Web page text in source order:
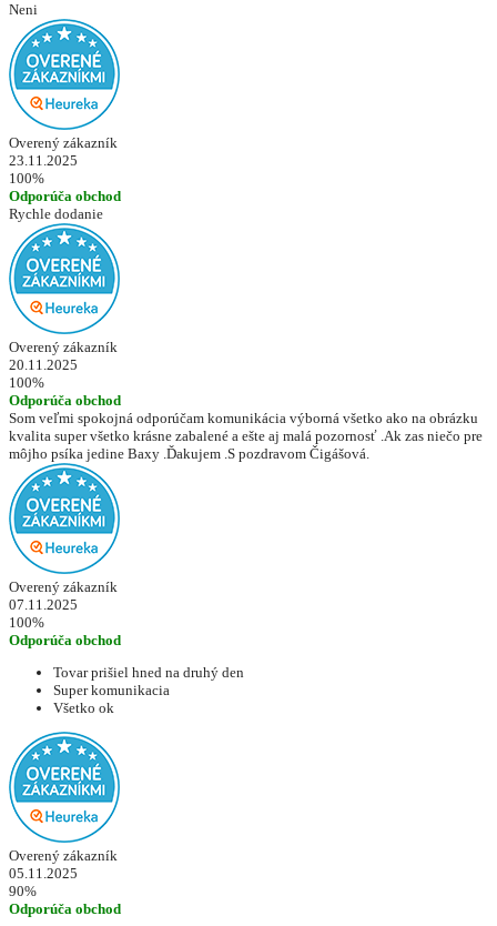
Neni
Overený zákazník
23.11.2025
100%
Odporúča obchod
Rychle dodanie
Overený zákazník
20.11.2025
100%
Odporúča obchod
Som veľmi spokojná odporúčam komunikácia výborná všetko ako na obrázku
kvalita super všetko krásne zabalené a ešte aj malá pozornosť .Ak zas niečo pre
môjho psíka jedine Baxy .Ďakujem .S pozdravom Čigášová.
Overený zákazník
07.11.2025
100%
Odporúča obchod
Tovar prišiel hned na druhý den
Super komunikacia
Všetko ok
Overený zákazník
05.11.2025
90%
Odporúča obchod